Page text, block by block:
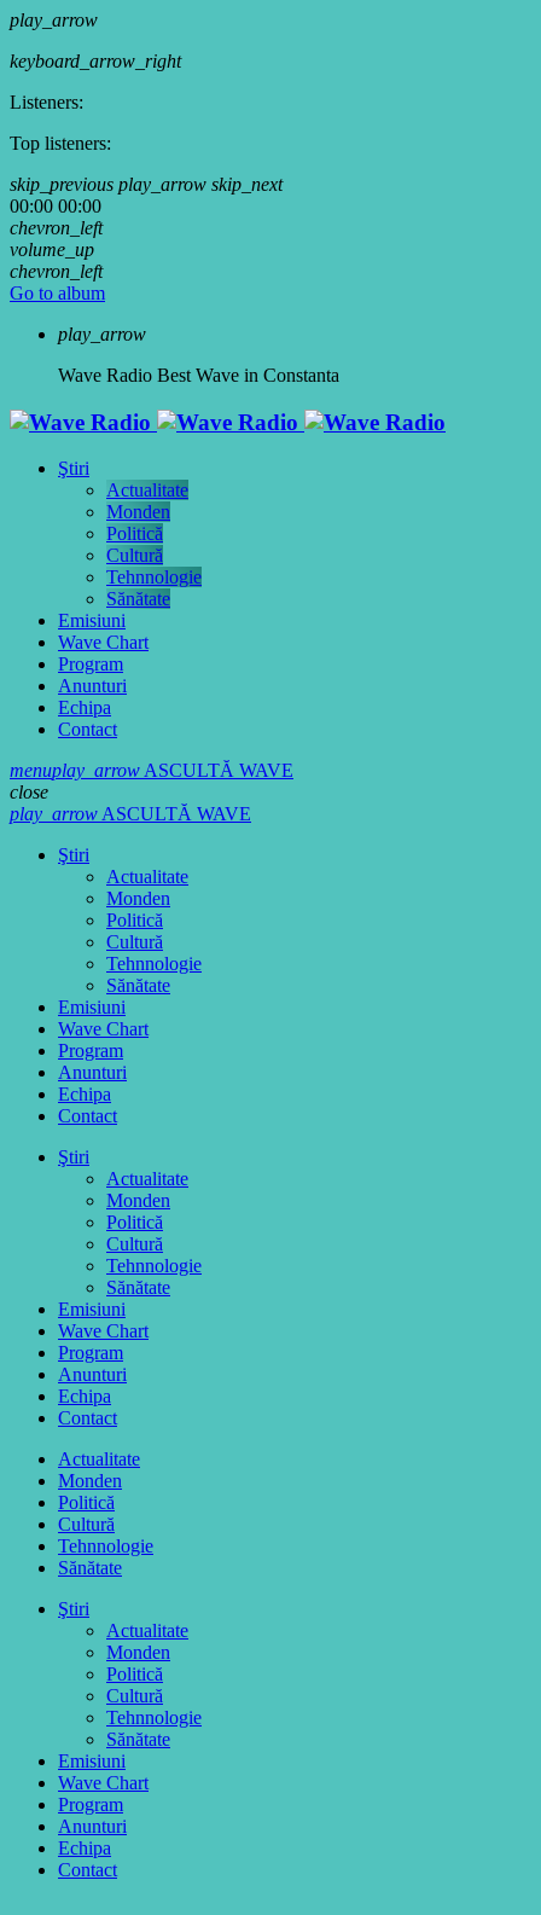
play_arrow
keyboard_arrow_right
Listeners:
Top listeners:
skip_previous play_arrow skip_next
00:00 00:00
chevron_left
volume_up
chevron_left
Go to album
play_arrow
Wave Radio Best Wave in Constanta
Ştiri
Actualitate
Monden
Politică
Cultură
Tehnnologie
Sănătate
Emisiuni
Wave Chart
Program
Anunturi
Echipa
Contact
menuplay_arrowASCULTĂ WAVE
close
play_arrowASCULTĂ WAVE
Ştiri
Actualitate
Monden
Politică
Cultură
Tehnnologie
Sănătate
Emisiuni
Wave Chart
Program
Anunturi
Echipa
Contact
Ştiri
Actualitate
Monden
Politică
Cultură
Tehnnologie
Sănătate
Emisiuni
Wave Chart
Program
Anunturi
Echipa
Contact
Actualitate
Monden
Politică
Cultură
Tehnnologie
Sănătate
Ştiri
Actualitate
Monden
Politică
Cultură
Tehnnologie
Sănătate
Emisiuni
Wave Chart
Program
Anunturi
Echipa
Contact